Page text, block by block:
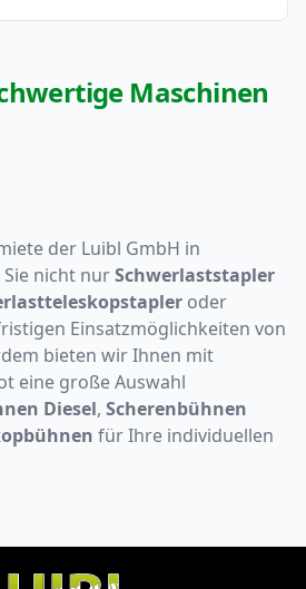
Maschinen
der Luibl GmbH in
nicht nurSchwerlaststapler
oder
Einsatzmöglichkeiten von
bieten wir Ihnen mit
eine große Auswahl
Diesel, Scherenbühnen
für Ihre individuellen